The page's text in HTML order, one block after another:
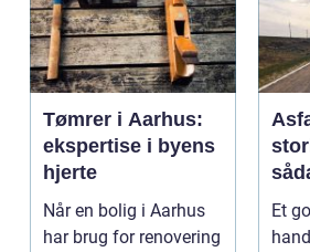
Tømrer i Aarhus:
ekspertise i byens
hjerte
Når en bolig i Aarhus
har brug for renovering
Et